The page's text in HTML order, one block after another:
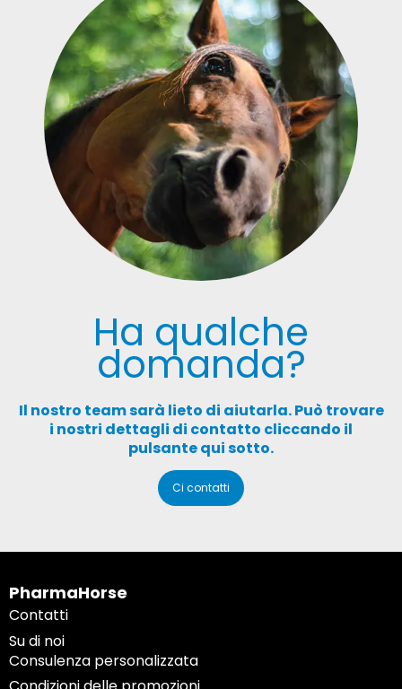
Ha qualche
domanda?
Il nostro team sarà lieto di aiutarla. Può trovare
i nostri dettagli di contatto cliccando il
pulsante qui sotto.
Ci contatti
PharmaHorse
Contatti
Su di noi
Consulenza personalizzata